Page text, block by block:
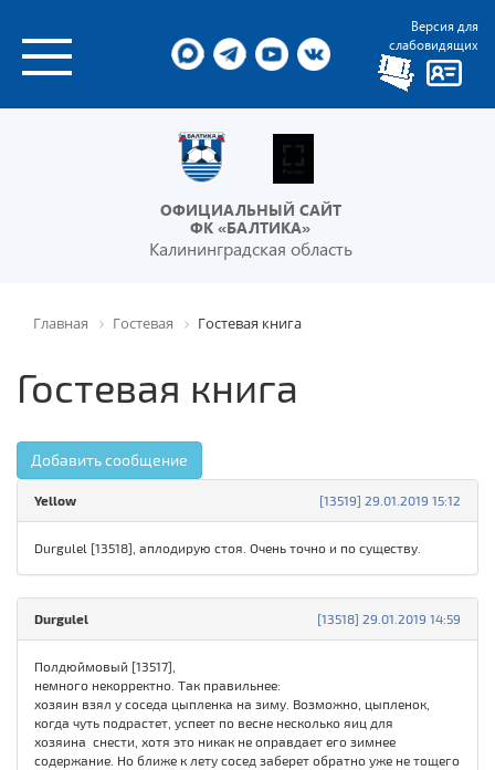
Версия для
слабовидящих
ОФИЦИАЛЬНЫЙ САЙТ
ФК «БАЛТИКА»
Калининградская область
Главная Гостевая Гостевая книга
Гостевая книга
Добавить сообщение
[13519] 29.01.2019 15:12
Yellow
Durgulel [13518], аплодирую стоя. Очень точно и по существу.
[13518] 29.01.2019 14:59
Durgulel
Полдюймовый [13517],
немного некорректно. Так правильнее:
хозяин взял у соседа цыпленка на зиму. Возможно, цыпленок,
когда чуть подрастет, успеет по весне несколько яиц для
хозяина снести, хотя это никак не оправдает его зимнее
содержание. Но ближе к лету сосед заберет обратно уже не тощего